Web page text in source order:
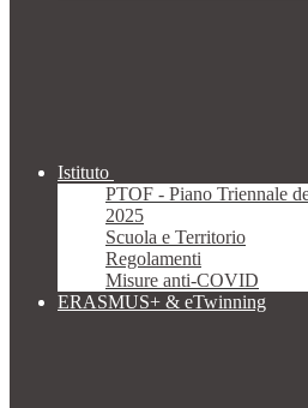
Istituto
PTOF - Piano Triennale
2025
Scuola e Territorio
Regolamenti
Misure anti-COVID
ERASMUS+ & eTwinning